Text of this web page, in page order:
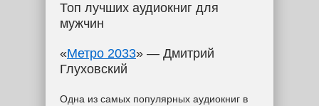
Топ лучших аудиокниг для
мужчин
«Метро 2033» — Дмитрий
Глуховский
Одна из самых популярных аудиокниг в